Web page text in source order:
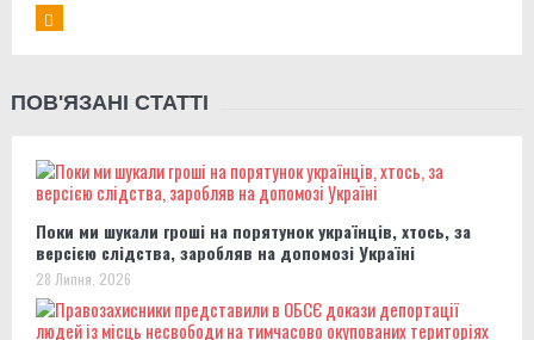
ПОВ'ЯЗАНІ СТАТТІ
Поки ми шукали гроші на порятунок українців, хтось, за
версією слідства, заробляв на допомозі Україні
28 Липня, 2026